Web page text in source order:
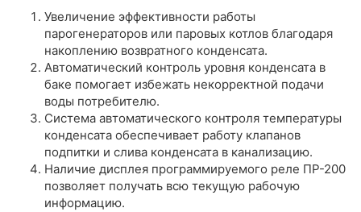
Увеличение эффективности работы
парогенераторов или паровых котлов благодаря
накоплению возвратного конденсата.
Автоматический контроль уровня конденсата в
баке помогает избежать некорректной подачи
воды потребителю.
Система автоматического контроля температуры
конденсата обеспечивает работу клапанов
подпитки и слива конденсата в канализацию.
Наличие дисплея программируемого реле ПР-200
позволяет получать всю текущую рабочую
информацию.